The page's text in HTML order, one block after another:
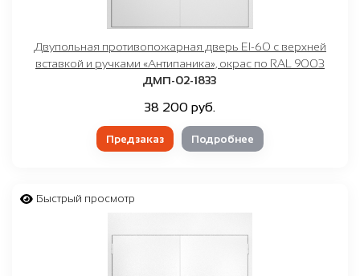
Двупольная противопожарная дверь EI-60 с верхней
вставкой и ручками «Антипаника», окрас по RAL 9003
ДМП-02-1833
38 200 руб.
Предзаказ Подробнее
Быстрый просмотр